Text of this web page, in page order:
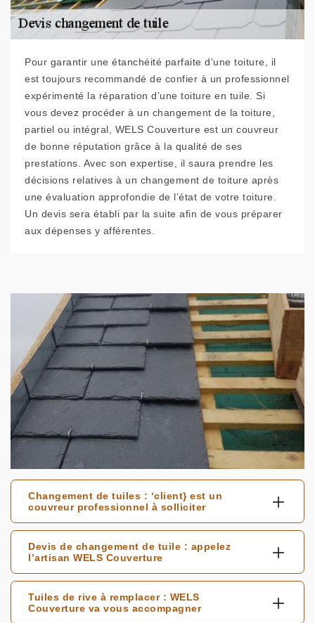
Pour garantir une étanchéité parfaite d’une toiture, il
est toujours recommandé de confier à un professionnel
expérimenté la réparation d’une toiture en tuile. Si
vous devez procéder à un changement de la toiture,
partiel ou intégral, WELS Couverture est un couvreur
de bonne réputation grâce à la qualité de ses
prestations. Avec son expertise, il saura prendre les
décisions relatives à un changement de toiture après
une évaluation approfondie de l’état de votre toiture.
Un devis sera établi par la suite afin de vous préparer
aux dépenses y afférentes.
Changement de tuiles : ‘client} est un
couvreur professionnel à solliciter
Devis de changement de tuile : appelez
l’artisan WELS Couverture
Tuiles de rive à remplacer : WELS
Couverture va vous accompagner